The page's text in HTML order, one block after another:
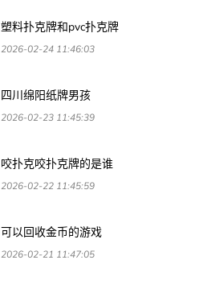
塑料扑克牌和pvc扑克牌
2026-02-24 11:46:03
四川绵阳纸牌男孩
2026-02-23 11:45:39
咬扑克咬扑克牌的是谁
2026-02-22 11:45:59
可以回收金币的游戏
2026-02-21 11:47:05